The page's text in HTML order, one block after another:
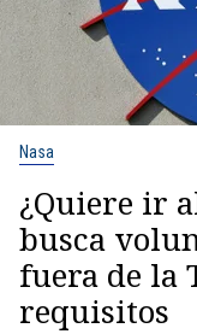
Nasa
¿Quiere ir
busca
fuera de la
requisitos